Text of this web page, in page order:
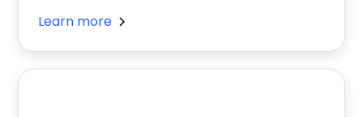
Learn more